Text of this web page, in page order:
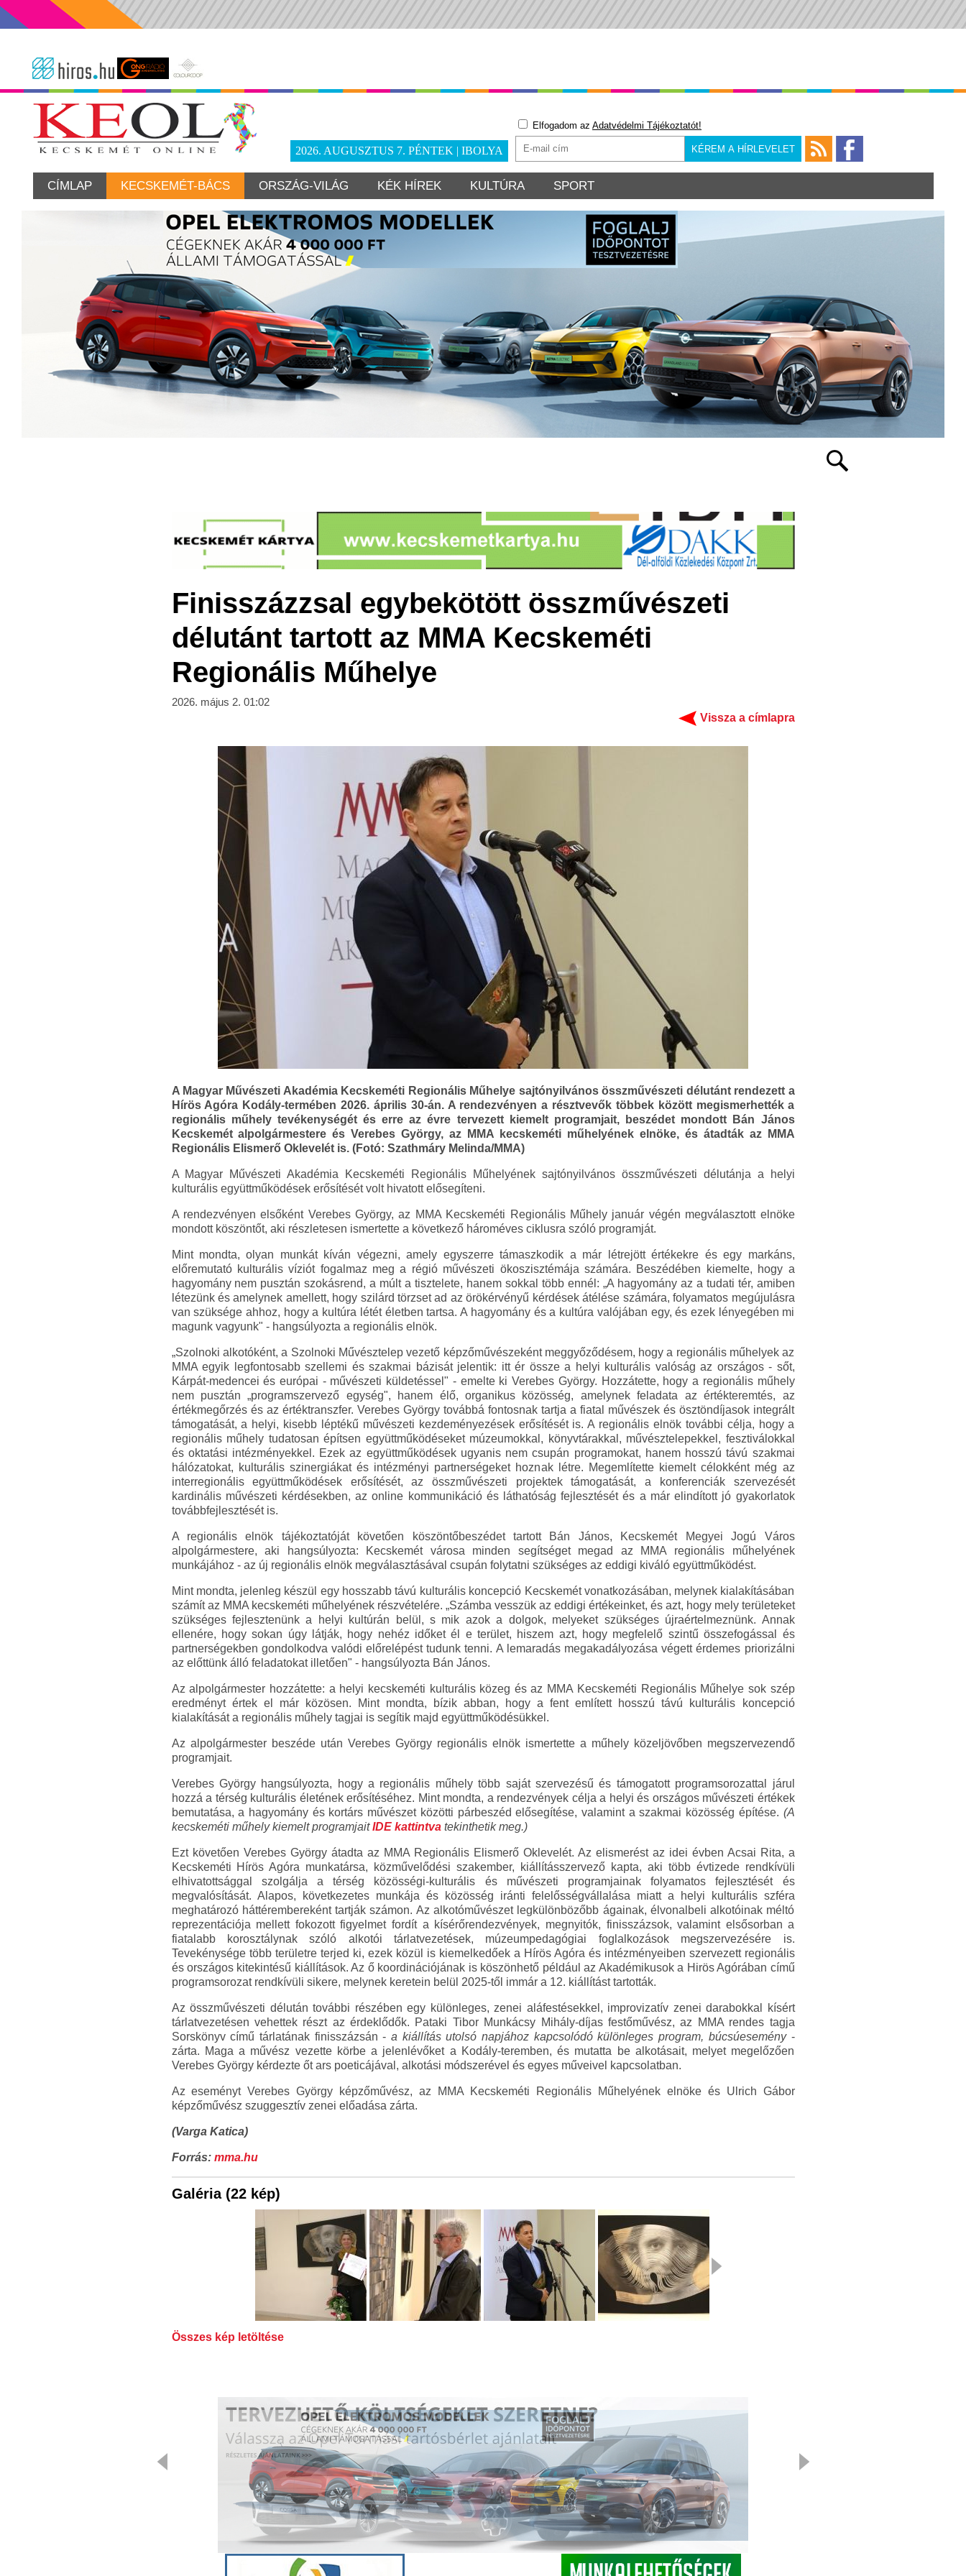
2026. AUGUSZTUS 7. PÉNTEK | IBOLYA
Elfogadom az Adatvédelmi Tájékoztatót!
CÍMLAP KECSKEMÉT-BÁCS ORSZÁG-VILÁG KÉK HÍREK KULTÚRA SPORT
Finisszázzsal egybekötött összművészeti
délutánt tartott az MMA Kecskeméti
Regionális Műhelye
2026. május 2. 01:02
Vissza a címlapra
A Magyar Művészeti Akadémia Kecskeméti Regionális Műhelye sajtónyilvános összművészeti délutánt rendezett a
Hírös Agóra Kodály-termében 2026. április 30-án. A rendezvényen a résztvevők többek között megismerhették a
regionális műhely tevékenységét és erre az évre tervezett kiemelt programjait, beszédet mondott Bán János
Kecskemét alpolgármestere és Verebes György, az MMA kecskeméti műhelyének elnöke, és átadták az MMA
Regionális Elismerő Oklevelét is. (Fotó: Szathmáry Melinda/MMA)
A Magyar Művészeti Akadémia Kecskeméti Regionális Műhelyének sajtónyilvános összművészeti délutánja a helyi
kulturális együttműködések erősítését volt hivatott elősegíteni.
A rendezvényen elsőként Verebes György, az MMA Kecskeméti Regionális Műhely január végén megválasztott elnöke
mondott köszöntőt, aki részletesen ismertette a következő hároméves ciklusra szóló programját.
Mint mondta, olyan munkát kíván végezni, amely egyszerre támaszkodik a már létrejött értékekre és egy markáns,
előremutató kulturális víziót fogalmaz meg a régió művészeti ökoszisztémája számára. Beszédében kiemelte, hogy a
hagyomány nem pusztán szokásrend, a múlt a tisztelete, hanem sokkal több ennél: „A hagyomány az a tudati tér, amiben
létezünk és amelynek amellett, hogy szilárd törzset ad az örökérvényű kérdések átélése számára, folyamatos megújulásra
van szüksége ahhoz, hogy a kultúra létét életben tartsa. A hagyomány és a kultúra valójában egy, és ezek lényegében mi
magunk vagyunk" - hangsúlyozta a regionális elnök.
„Szolnoki alkotóként, a Szolnoki Művésztelep vezető képzőművészeként meggyőződésem, hogy a regionális műhelyek az
MMA egyik legfontosabb szellemi és szakmai bázisát jelentik: itt ér össze a helyi kulturális valóság az országos - sőt,
Kárpát-medencei és európai - művészeti küldetéssel" - emelte ki Verebes György. Hozzátette, hogy a regionális műhely
nem pusztán „programszervező egység", hanem élő, organikus közösség, amelynek feladata az értékteremtés, az
értékmegőrzés és az értéktranszfer. Verebes György továbbá fontosnak tartja a fiatal művészek és ösztöndíjasok integrált
támogatását, a helyi, kisebb léptékű művészeti kezdeményezések erősítését is. A regionális elnök további célja, hogy a
regionális műhely tudatosan építsen együttműködéseket múzeumokkal, könyvtárakkal, művésztelepekkel, fesztiválokkal
és oktatási intézményekkel. Ezek az együttműködések ugyanis nem csupán programokat, hanem hosszú távú szakmai
hálózatokat, kulturális szinergiákat és intézményi partnerségeket hoznak létre. Megemlítette kiemelt célokként még az
interregionális együttműködések erősítését, az összművészeti projektek támogatását, a konferenciák szervezését
kardinális művészeti kérdésekben, az online kommunikáció és láthatóság fejlesztését és a már elindított jó gyakorlatok
továbbfejlesztését is.
A regionális elnök tájékoztatóját követően köszöntőbeszédet tartott Bán János, Kecskemét Megyei Jogú Város
alpolgármestere, aki hangsúlyozta: Kecskemét városa minden segítséget megad az MMA regionális műhelyének
munkájához - az új regionális elnök megválasztásával csupán folytatni szükséges az eddigi kiváló együttműködést.
Mint mondta, jelenleg készül egy hosszabb távú kulturális koncepció Kecskemét vonatkozásában, melynek kialakításában
számít az MMA kecskeméti műhelyének részvételére. „Számba vesszük az eddigi értékeinket, és azt, hogy mely területeket
szükséges fejlesztenünk a helyi kultúrán belül, s mik azok a dolgok, melyeket szükséges újraértelmeznünk. Annak
ellenére, hogy sokan úgy látják, hogy nehéz időket él e terület, hiszem azt, hogy megfelelő szintű összefogással és
partnerségekben gondolkodva valódi előrelépést tudunk tenni. A lemaradás megakadályozása végett érdemes priorizálni
az előttünk álló feladatokat illetően" - hangsúlyozta Bán János.
Az alpolgármester hozzátette: a helyi kecskeméti kulturális közeg és az MMA Kecskeméti Regionális Műhelye sok szép
eredményt értek el már közösen. Mint mondta, bízik abban, hogy a fent említett hosszú távú kulturális koncepció
kialakítását a regionális műhely tagjai is segítik majd együttműködésükkel.
Az alpolgármester beszéde után Verebes György regionális elnök ismertette a műhely közeljövőben megszervezendő
programjait.
Verebes György hangsúlyozta, hogy a regionális műhely több saját szervezésű és támogatott programsorozattal járul
hozzá a térség kulturális életének erősítéséhez. Mint mondta, a rendezvények célja a helyi és országos művészeti értékek
bemutatása, a hagyomány és kortárs művészet közötti párbeszéd elősegítése, valamint a szakmai közösség építése. (A
kecskeméti műhely kiemelt programjaitIDE kattintvatekinthetik meg.)
Ezt követően Verebes György átadta az MMA Regionális Elismerő Oklevelét. Az elismerést az idei évben Acsai Rita, a
Kecskeméti Hírös Agóra munkatársa, közművelődési szakember, kiállításszervező kapta, aki több évtizede rendkívüli
elhivatottsággal szolgálja a térség közösségi-kulturális és művészeti programjainak folyamatos fejlesztését és
megvalósítását. Alapos, következetes munkája és közösség iránti felelősségvállalása miatt a helyi kulturális szféra
meghatározó háttérembereként tartják számon. Az alkotóművészet legkülönbözőbb ágainak, élvonalbeli alkotóinak méltó
reprezentációja mellett fokozott figyelmet fordít a kísérőrendezvények, megnyitók, finisszázsok, valamint elsősorban a
fiatalabb korosztálynak szóló alkotói tárlatvezetések, múzeumpedagógiai foglalkozások megszervezésére is.
Tevekénysége több területre terjed ki, ezek közül is kiemelkedőek a Hírös Agóra és intézményeiben szervezett regionális
és országos kitekintésű kiállítások. Az ő koordinációjának is köszönhető például az Akadémikusok a Hirös Agórában című
programsorozat rendkívüli sikere, melynek keretein belül 2025-től immár a 12. kiállítást tartották.
Az összművészeti délután további részében egy különleges, zenei aláfestésekkel, improvizatív zenei darabokkal kísért
tárlatvezetésen vehettek részt az érdeklődők. Pataki Tibor Munkácsy Mihály-díjas festőművész, az MMA rendes tagja
Sorskönyv című tárlatának finisszázsán - a kiállítás utolsó napjához kapcsolódó különleges program, búcsúesemény-
zárta. Maga a művész vezette körbe a jelenlévőket a Kodály-teremben, és mutatta be alkotásait, melyet megelőzően
Verebes György kérdezte őt ars poeticájával, alkotási módszerével és egyes műveivel kapcsolatban.
Az eseményt Verebes György képzőművész, az MMA Kecskeméti Regionális Műhelyének elnöke és Ulrich Gábor
képzőművész szuggesztív zenei előadása zárta.
(Varga Katica)
Forrás: mma.hu
Galéria (22 kép)
Összes kép letöltése